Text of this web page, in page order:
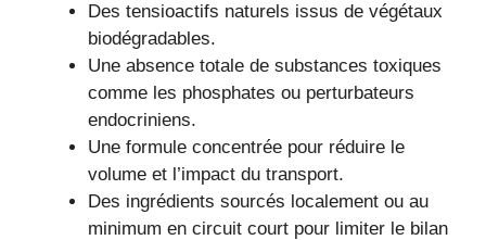
Des tensioactifs naturels issus de végétaux
biodégradables.
Une absence totale de substances toxiques
comme les phosphates ou perturbateurs
endocriniens.
Une formule concentrée pour réduire le
volume et l’impact du transport.
Des ingrédients sourcés localement ou au
minimum en circuit court pour limiter le bilan